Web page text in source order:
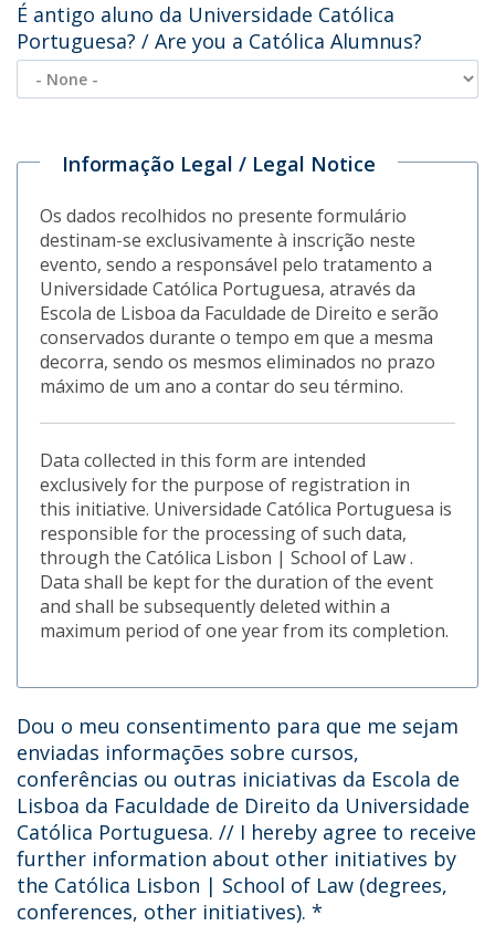
É antigo aluno da Universidade Católica
Portuguesa? / Are you a Católica Alumnus?
Informação Legal / Legal Notice
Os dados recolhidos no presente formulário
destinam-se exclusivamente à inscrição neste
evento, sendo a responsável pelo tratamento a
Universidade Católica Portuguesa, através da
Escola de Lisboa da Faculdade de Direito e serão
conservados durante o tempo em que a mesma
decorra, sendo os mesmos eliminados no prazo
máximo de um ano a contar do seu término.
Data collected in this form are intended
exclusively for the purpose of registration in
this initiative. Universidade Católica Portuguesa is
responsible for the processing of such data,
through the Católica Lisbon | School of Law .
Data shall be kept for the duration of the event
and shall be subsequently deleted within a
maximum period of one year from its completion.
Dou o meu consentimento para que me sejam
enviadas informações sobre cursos,
conferências ou outras iniciativas da Escola de
Lisboa da Faculdade de Direito da Universidade
Católica Portuguesa. // I hereby agree to receive
further information about other initiatives by
the Católica Lisbon | School of Law (degrees,
conferences, other initiatives). *